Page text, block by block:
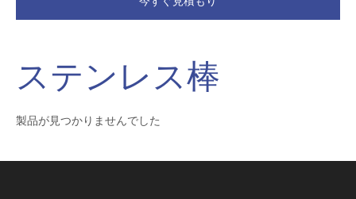
ステンレス棒
製品が見つかりませんでした